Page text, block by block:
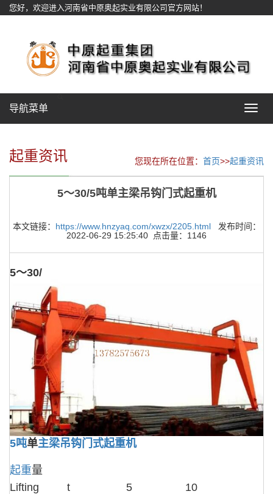
您好，欢迎进入河南省中原奥起实业有限公司官方网站！
Toggle
导航菜单
起重资讯 您现在所在位置： 首页>>起重资讯
5～30/5吨单主梁吊钩门式起重机
本文链接： https://www.hnzyaq.com/xwzx/2205.html发布时间：
2022-06-29 15:25:40 点击量：1146
5～30/
5吨单主梁吊钩门式起重机
起重量
Lifting
t 5 10